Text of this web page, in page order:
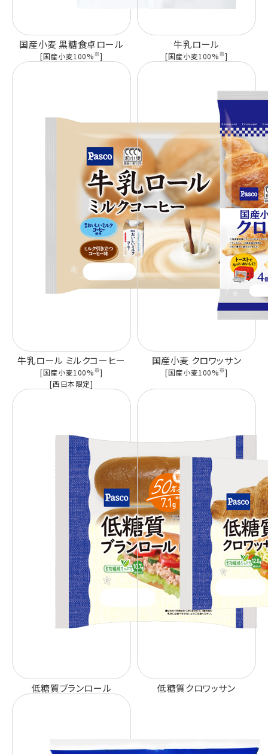
国産小麦 黒糖食卓ロール
[国産小麦100%※]
牛乳ロール
[国産小麦100%※]
牛乳ロール ミルクコーヒー
[国産小麦100%※]
[西日本限定]
国産小麦 クロワッサン
[国産小麦100%※]
低糖質ブランロール 低糖質クロワッサン